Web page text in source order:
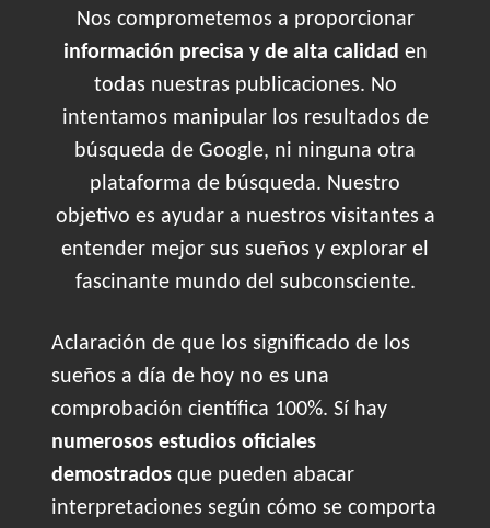
Nos comprometemos a proporcionar
información precisa y de alta calidad en
todas nuestras publicaciones. No
intentamos manipular los resultados de
búsqueda de Google, ni ninguna otra
plataforma de búsqueda. Nuestro
objetivo es ayudar a nuestros visitantes a
entender mejor sus sueños y explorar el
fascinante mundo del subconsciente.
Aclaración de que los significado de los
sueños a día de hoy no es una
comprobación científica 100%. Sí hay
numerosos estudios oficiales
demostrados que pueden abacar
interpretaciones según cómo se comporta